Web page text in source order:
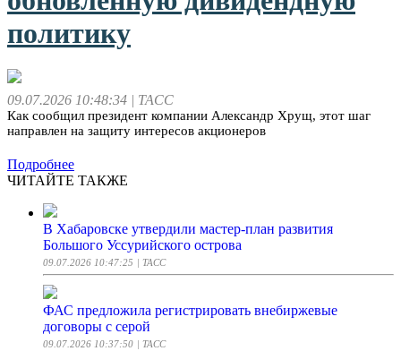
политику
09.07.2026 10:48:34 | ТАСС
Как сообщил президент компании Александр Хрущ, этот шаг
направлен на защиту интересов акционеров
Подробнее
ЧИТАЙТЕ ТАКЖЕ
В Хабаровске утвердили мастер-план развития
Большого Уссурийского острова
09.07.2026 10:47:25 | ТАСС
ФАС предложила регистрировать внебиржевые
договоры с серой
09.07.2026 10:37:50 | ТАСС